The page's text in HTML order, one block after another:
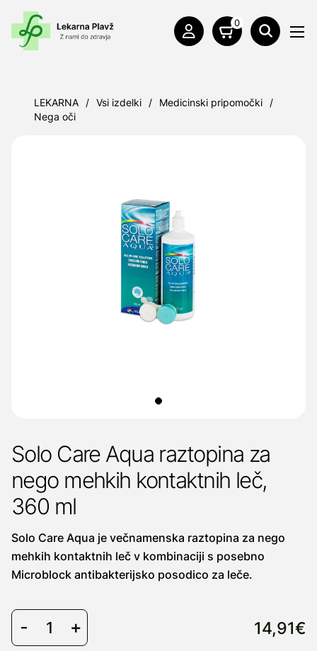
0
LEKARNA / Vsi izdelki / Medicinski pripomočki
/
Nega oči
Solo Care Aqua raztopina za
nego mehkih kontaktnih leč,
360 ml
Solo Care Aqua je večnamenska raztopina za nego
mehkih kontaktnih leč v kombinaciji s posebno
Microblock antibakterijsko posodico za leče.
14,91€